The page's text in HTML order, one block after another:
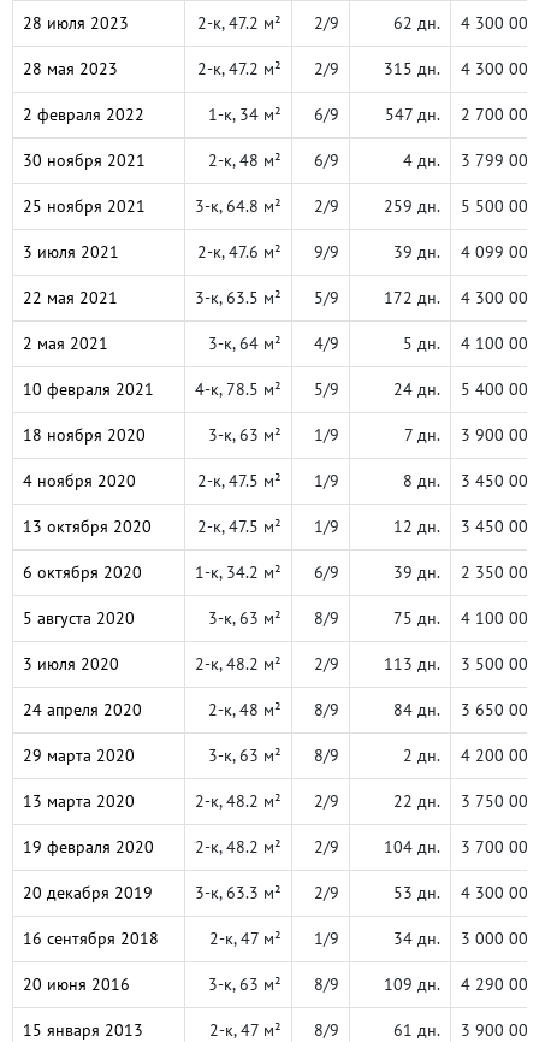
28 июля 2023 2-к, 47.2 м² 2/9 62 дн. 4 300 000
28 мая 2023 2-к, 47.2 м² 2/9 315 дн. 4 300 000
2 февраля 2022 1-к, 34 м² 6/9 547 дн. 2 700 000
30 ноября 2021 2-к, 48 м² 6/9 4 дн. 3 799 000
25 ноября 2021 3-к, 64.8 м² 2/9 259 дн. 5 500 000
3 июля 2021 2-к, 47.6 м² 9/9 39 дн. 4 099 000
22 мая 2021 3-к, 63.5 м² 5/9 172 дн. 4 300 000
2 мая 2021 3-к, 64 м² 4/9 5 дн. 4 100 000
10 февраля 2021 4-к, 78.5 м² 5/9 24 дн. 5 400 000
18 ноября 2020 3-к, 63 м² 1/9 7 дн. 3 900 000
4 ноября 2020 2-к, 47.5 м² 1/9 8 дн. 3 450 000
13 октября 2020 2-к, 47.5 м² 1/9 12 дн. 3 450 000
6 октября 2020 1-к, 34.2 м² 6/9 39 дн. 2 350 000
5 августа 2020 3-к, 63 м² 8/9 75 дн. 4 100 000
3 июля 2020 2-к, 48.2 м² 2/9 113 дн. 3 500 000
24 апреля 2020 2-к, 48 м² 8/9 84 дн. 3 650 000
29 марта 2020 3-к, 63 м² 8/9 2 дн. 4 200 000
13 марта 2020 2-к, 48.2 м² 2/9 22 дн. 3 750 000
19 февраля 2020 2-к, 48.2 м² 2/9 104 дн. 3 700 000
20 декабря 2019 3-к, 63.3 м² 2/9 53 дн. 4 300 000
16 сентября 2018 2-к, 47 м² 1/9 34 дн. 3 000 000
20 июня 2016 3-к, 63 м² 8/9 109 дн. 4 290 000
15 января 2013 2-к, 47 м² 8/9 61 дн. 3 900 000